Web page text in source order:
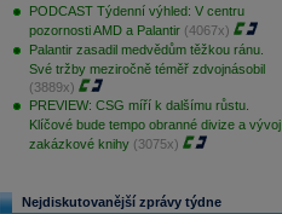
PODCAST Týdenní výhled: V centru
pozornosti AMD a Palantir (4067x)
Palantir zasadil medvědům těžkou ránu.
Své tržby meziročně téměř zdvojnásobil
(3889x)
PREVIEW: CSG míří k dalšímu růstu.
Klíčové bude tempo obranné divize a vývoj
zakázkové knihy (3075x)
Nejdiskutovanější zprávy týdne